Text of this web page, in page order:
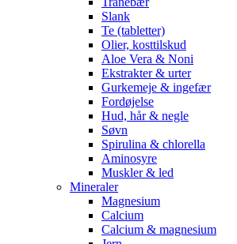
Slank
Te (tabletter)
Olier, kosttilskud
Aloe Vera & Noni
Ekstrakter & urter
Gurkemeje & ingefær
Fordøjelse
Hud, hår & negle
Søvn
Spirulina & chlorella
Aminosyre
Muskler & led
Mineraler
Magnesium
Calcium
Calcium & magnesium